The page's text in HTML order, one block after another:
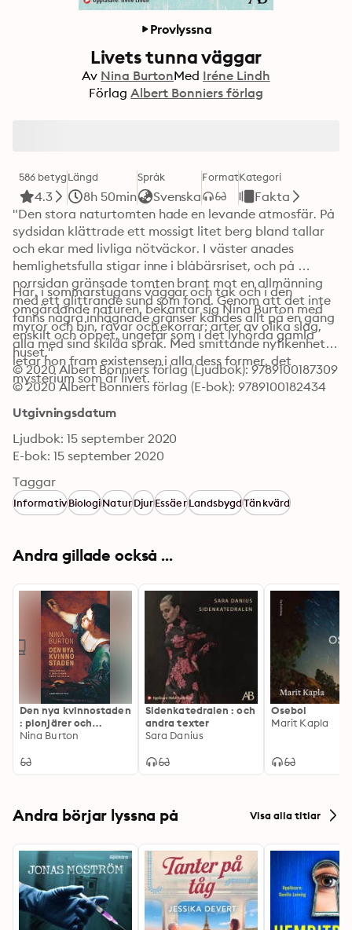
Provlyssna
Livets tunna väggar
Av Nina BurtonMed Iréne Lindh
Förlag Albert Bonniers förlag
586 betyg
4.3
Längd
8h 50min
Språk
Svenska
FormatKategori
Fakta
"Den stora naturtomten hade en levande atmosfär. På
sydsidan klättrade ett mossigt litet berg bland tallar
och ekar med livliga nötväckor. I väster anades
hemlighetsfulla stigar inne i blåbärsriset, och på
norrsidan gränsade tomten brant mot en allmänning
med ett glittrande sund som fond. Genom att det inte
fanns några inhägnade gränser kändes allt på en gång
enskilt och öppet, ungefär som i det lyhörda gamla
huset."
Här, i sommarstugans väggar och tak och i den
omgärdande naturen, bekantar sig Nina Burton med
myror och bin, rävar och ekorrar; arter av olika slag,
alla med sina skilda språk. Med smittande nyfikenhet
letar hon fram existensen i alla dess former, det
mysterium som är livet.
© 2020 Albert Bonniers förlag (Ljudbok): 9789100187309
© 2020 Albert Bonniers förlag (E-bok): 9789100182434
Utgivningsdatum
Ljudbok: 15 september 2020
E-bok: 15 september 2020
Taggar
InformativBiologiNatur DjurEssäerLandsbygdTänkvärd
Andra gillade också ...
Den nya kvinnostaden
: pionjärer och
glömda kvinnor under
Nina Burton
Sidenkatedralen : och
andra texter
Sara Danius
Osebol
Marit Kapla
Andra börjar lyssna på Visa alla titlar